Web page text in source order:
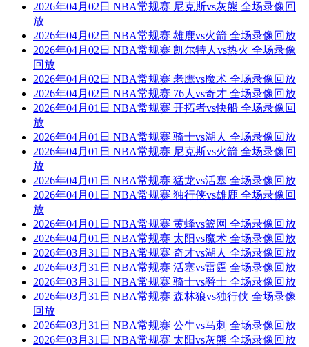
2026年04月02日 NBA常规赛 尼克斯vs灰熊 全场录像回
放
2026年04月02日 NBA常规赛 雄鹿vs火箭 全场录像回放
2026年04月02日 NBA常规赛 凯尔特人vs热火 全场录像
回放
2026年04月02日 NBA常规赛 老鹰vs魔术 全场录像回放
2026年04月02日 NBA常规赛 76人vs奇才 全场录像回放
2026年04月01日 NBA常规赛 开拓者vs快船 全场录像回
放
2026年04月01日 NBA常规赛 骑士vs湖人 全场录像回放
2026年04月01日 NBA常规赛 尼克斯vs火箭 全场录像回
放
2026年04月01日 NBA常规赛 猛龙vs活塞 全场录像回放
2026年04月01日 NBA常规赛 独行侠vs雄鹿 全场录像回
放
2026年04月01日 NBA常规赛 黄蜂vs篮网 全场录像回放
2026年04月01日 NBA常规赛 太阳vs魔术 全场录像回放
2026年03月31日 NBA常规赛 奇才vs湖人 全场录像回放
2026年03月31日 NBA常规赛 活塞vs雷霆 全场录像回放
2026年03月31日 NBA常规赛 骑士vs爵士 全场录像回放
2026年03月31日 NBA常规赛 森林狼vs独行侠 全场录像
回放
2026年03月31日 NBA常规赛 公牛vs马刺 全场录像回放
2026年03月31日 NBA常规赛 太阳vs灰熊 全场录像回放